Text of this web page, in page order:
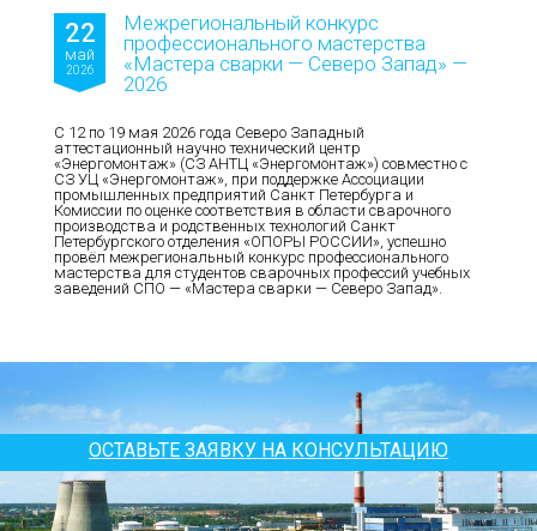
22
май
2026
Межрегиональный конкурс
профессионального мастерства
«Мастера сварки — Северо Запад» —
2026
С 12 по 19 мая 2026 года Северо Западный
аттестационный научно технический центр
«Энергомонтаж» (СЗ АНТЦ «Энергомонтаж») совместно с
СЗ УЦ «Энергомонтаж», при поддержке Ассоциации
промышленных предприятий Санкт Петербурга и
Комиссии по оценке соответствия в области сварочного
производства и родственных технологий Санкт
Петербургского отделения «ОПОРЫ РОССИИ», успешно
провёл межрегиональный конкурс профессионального
мастерства для студентов сварочных профессий учебных
заведений СПО — «Мастера сварки — Северо Запад».
ОСТАВЬТЕ ЗАЯВКУ НА КОНСУЛЬТАЦИЮ